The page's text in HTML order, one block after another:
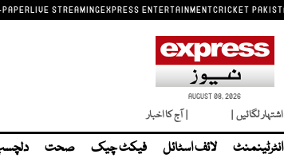
LIVE STREAMINGEXPRESS ENTERTAINMENTCRICKET
AUGUST 08, 2026
اشتہار لگائیں | | آج کا اخبار
انٹرٹینمنٹ لائف اسٹائل فیکٹ چیک صحت